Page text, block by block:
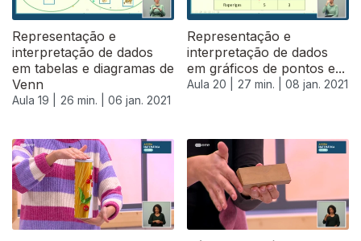
Representação e
interpretação de dados
em tabelas e diagramas de
Venn
Aula 19 | 26 min. | 06 jan. 2021
Representação e
interpretação de dados
em gráficos de pontos e...
Aula 20 | 27 min. | 08 jan. 2021